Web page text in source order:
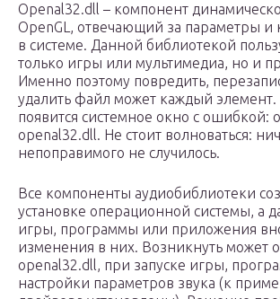
Openal32.dll – компонент
OpenGL, отвечающий за параметры и
в системе. Данной библиотекой
только игры или мультимедиа, но и
Именно поэтому повредить,
удалить файл может каждый элемент.
появится системное окно с ошибкой:
openal32.dll. Не стоит волноваться:
непоправимого не случилось.
Все компоненты аудиобиблиотеки
установке операционной системы, а
игры, программы или приложения
изменения в них. Возникнуть может
openal32.dll, при запуске игры,
настройки параметров звука (к